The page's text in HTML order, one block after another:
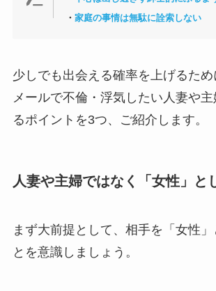
・家庭の事情は無駄に詮索しない
少しでも出会える確率を上げるた
メールで不倫・浮気したい人妻や
るポイントを3つ、ご紹介します。
人妻や主婦ではなく「女性」と
まず大前提として、相手を「女性」
とを意識しましょう。